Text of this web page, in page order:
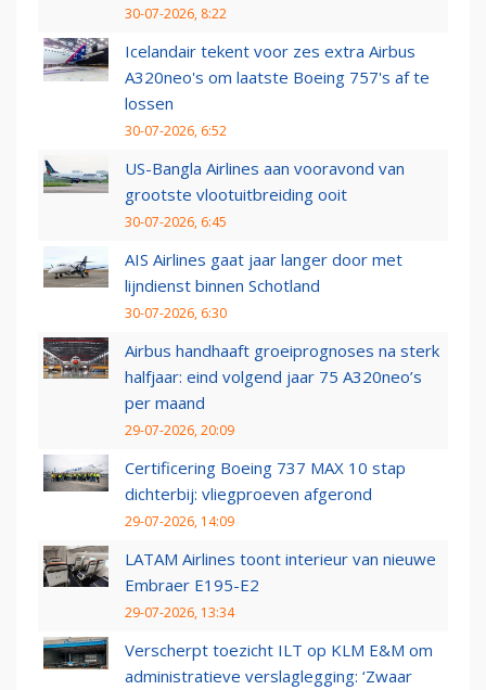
30-07-2026, 8:22
Icelandair tekent voor zes extra Airbus
A320neo's om laatste Boeing 757's af te
lossen
30-07-2026, 6:52
US-Bangla Airlines aan vooravond van
grootste vlootuitbreiding ooit
30-07-2026, 6:45
AIS Airlines gaat jaar langer door met
lijndienst binnen Schotland
30-07-2026, 6:30
Airbus handhaaft groeiprognoses na sterk
halfjaar: eind volgend jaar 75 A320neo’s
per maand
29-07-2026, 20:09
Certificering Boeing 737 MAX 10 stap
dichterbij: vliegproeven afgerond
29-07-2026, 14:09
LATAM Airlines toont interieur van nieuwe
Embraer E195-E2
29-07-2026, 13:34
Verscherpt toezicht ILT op KLM E&M om
administratieve verslaglegging: ‘Zwaar